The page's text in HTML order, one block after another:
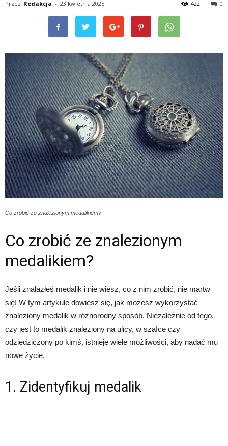
Przez Redakcja - 23 kwietnia 2025 0
422
Co zrobić ze znalezionym medalikiem?
Co zrobić ze znalezionym
medalikiem?
Jeśli znalazłeś medalik i nie wiesz, co z nim zrobić, nie martw
się! W tym artykule dowiesz się, jak możesz wykorzystać
znaleziony medalik w różnorodny sposób. Niezależnie od tego,
czy jest to medalik znaleziony na ulicy, w szafce czy
odziedziczony po kimś, istnieje wiele możliwości, aby nadać mu
nowe życie.
1. Zidentyfikuj medalik